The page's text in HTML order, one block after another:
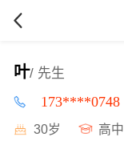
叶/ 先生
173****0748
30岁 高中